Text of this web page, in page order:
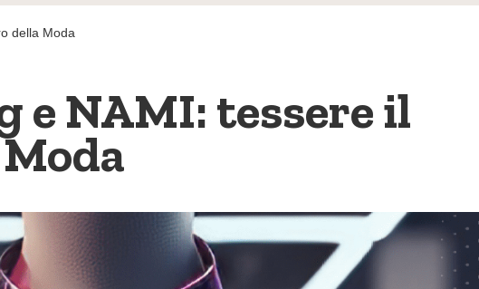
della Moda
e NAMI: tessere il